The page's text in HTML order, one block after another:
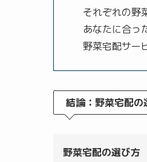
それぞれの野
あなたに合っ
野菜宅配サー
結論：野菜宅配の
野菜宅配の選び方